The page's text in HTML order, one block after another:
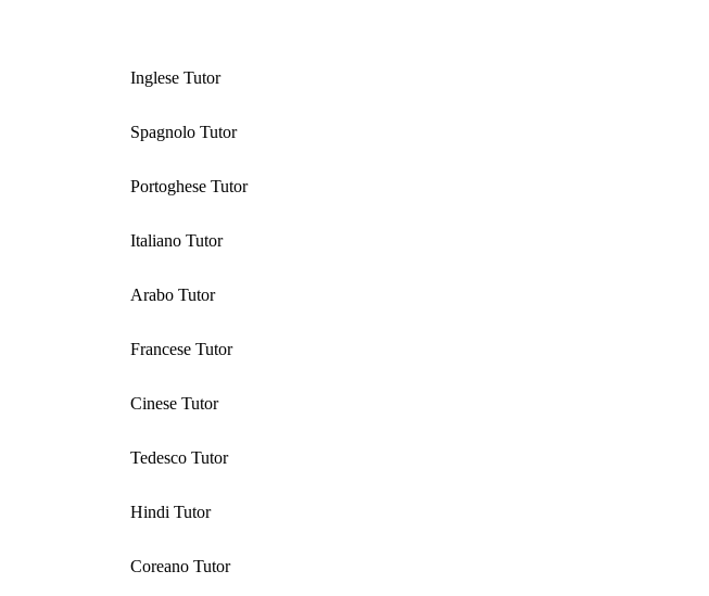
Inglese Tutor
Spagnolo Tutor
Portoghese Tutor
Italiano Tutor
Arabo Tutor
Francese Tutor
Cinese Tutor
Tedesco Tutor
Hindi Tutor
Coreano Tutor